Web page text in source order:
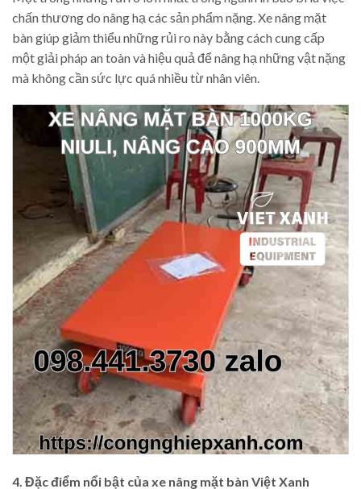
chấn thương do nâng hạ các sản phẩm nặng. Xe nâng mặt
bàn giúp giảm thiểu những rủi ro này bằng cách cung cấp
một giải pháp an toàn và hiệu quả để nâng hạ những vật nặng
mà không cần sức lực quá nhiều từ nhân viên.
4. Đặc điểm nổi bật của xe nâng mặt bàn Việt Xanh